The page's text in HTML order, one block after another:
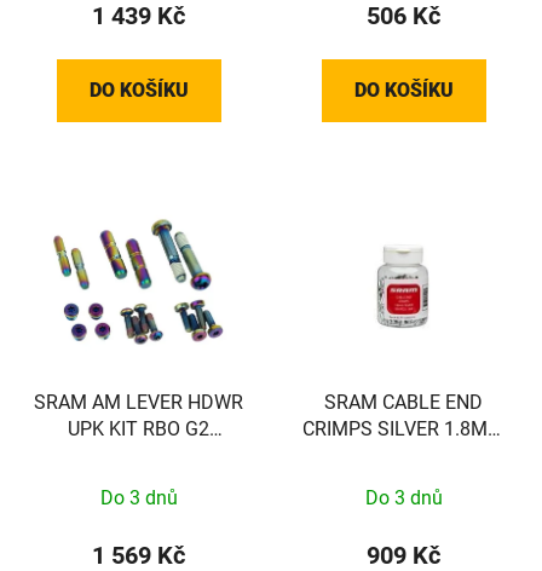
1 439 Kč
DO KOŠÍKU
506 Kč
DO KOŠÍKU
SRAM AM LEVER HDWR
UPK KIT RBO G2
Do 3 dnů
1 569 Kč
SRAM CABLE END
CRIMPS SILVER 1.8MM
Do 3 dnů
909 Kč